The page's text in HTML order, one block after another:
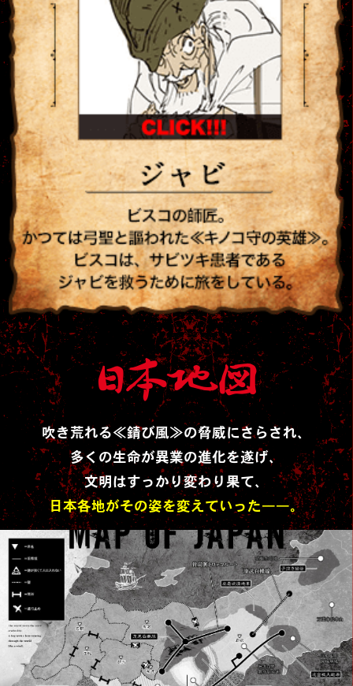
日本地図
吹き荒れる≪錆び風≫の脅威にさらされ、
多くの生命が異業の進化を遂げ、
文明はすっかり変わり果て、
日本各地がその姿を変えていった――。